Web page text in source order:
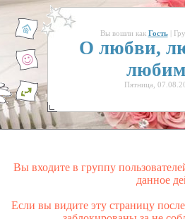
Вы вошли как Гость|
О любви,
Пятница,
Вы входите в группу
данное
Если вы видите эту страницу